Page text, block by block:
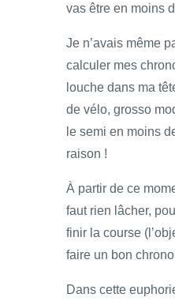
vas être en moins
Je n’avais même
calculer mes
louche dans ma
de vélo, grosso
le semi en moins
raison !
À partir de ce
faut rien lâcher,
finir la course
faire un bon
Dans cette